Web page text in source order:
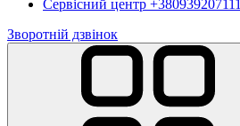
Сервісний центр +380939207111
Зворотній дзвінок